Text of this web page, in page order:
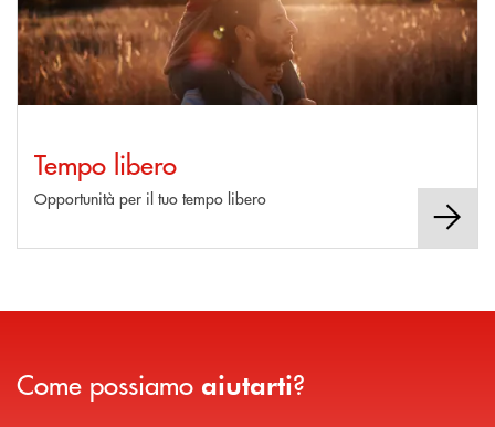
Tempo libero
Opportunità per il tuo tempo libero
Come possiamo aiutarti?